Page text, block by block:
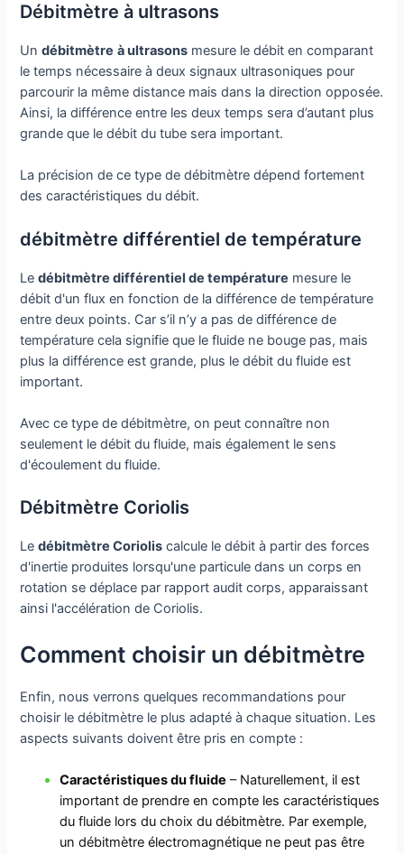
Débitmètre à ultrasons
Undébitmètre à ultrasons mesure le débit en comparant
le temps nécessaire à deux signaux ultrasoniques pour
parcourir la même distance mais dans la direction opposée.
Ainsi, la différence entre les deux temps sera d’autant plus
grande que le débit du tube sera important.
La précision de ce type de débitmètre dépend fortement
des caractéristiques du débit.
débitmètre différentiel de température
Ledébitmètre différentiel de température mesure le
débit d'un flux en fonction de la différence de température
entre deux points. Car s’il n’y a pas de différence de
température cela signifie que le fluide ne bouge pas, mais
plus la différence est grande, plus le débit du fluide est
important.
Avec ce type de débitmètre, on peut connaître non
seulement le débit du fluide, mais également le sens
d'écoulement du fluide.
Débitmètre Coriolis
Ledébitmètre Coriolis calcule le débit à partir des forces
d'inertie produites lorsqu'une particule dans un corps en
rotation se déplace par rapport audit corps, apparaissant
ainsi l'accélération de Coriolis.
Comment choisir un débitmètre
Enfin, nous verrons quelques recommandations pour
choisir le débitmètre le plus adapté à chaque situation. Les
aspects suivants doivent être pris en compte :
Caractéristiques du fluide – Naturellement, il est
important de prendre en compte les caractéristiques
du fluide lors du choix du débitmètre. Par exemple,
un débitmètre électromagnétique ne peut pas être